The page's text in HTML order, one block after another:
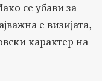
се убави за
е визијата,
карактер на